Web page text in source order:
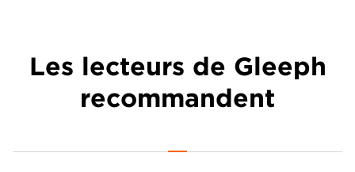
Les lecteurs de Gleeph
recommandent